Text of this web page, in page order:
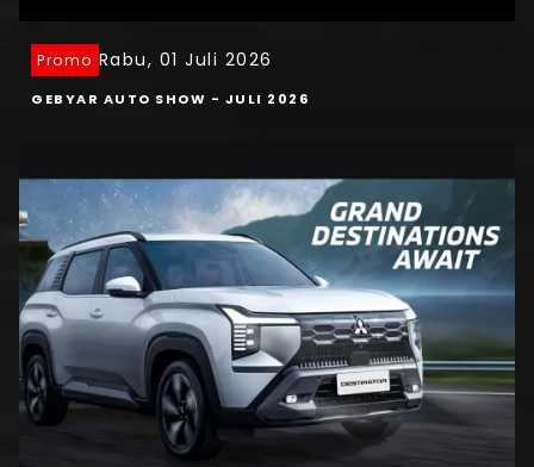
Promo Rabu, 01 Juli 2026
GEBYAR AUTO SHOW - JULI 2026